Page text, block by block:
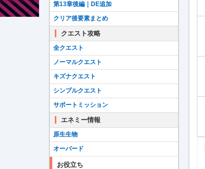
第13章後編｜DE追加
クリア後要素まとめ
クエスト攻略
全クエスト
ノーマルクエスト
キズナクエスト
シンプルクエスト
サポートミッション
エネミー情報
原生生物
オーバード
お役立ち